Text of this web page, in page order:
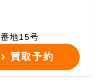
地15号
買取予約